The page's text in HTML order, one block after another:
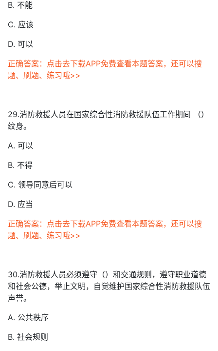
B. 不能
C. 应该
D. 可以
正确答案：点击去下载APP免费查看本题答案，还可以搜
题、刷题、练习哦>>
29.消防救援人员在国家综合性消防救援队伍工作期间 （）
纹身。
A. 可以
B. 不得
C. 领导同意后可以
D. 应当
正确答案：点击去下载APP免费查看本题答案，还可以搜
题、刷题、练习哦>>
30.消防救援人员必须遵守（）和交通规则，遵守职业道德
和社会公德，举止文明，自觉维护国家综合性消防救援队伍
声誉。
A. 公共秩序
B. 社会规则